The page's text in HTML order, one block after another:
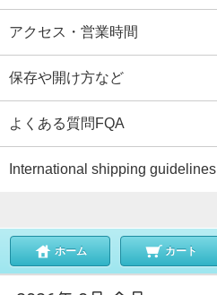
アクセス・営業時間
保存や開け方など
よくある質問FQA
International shipping guidelines
ホーム カート